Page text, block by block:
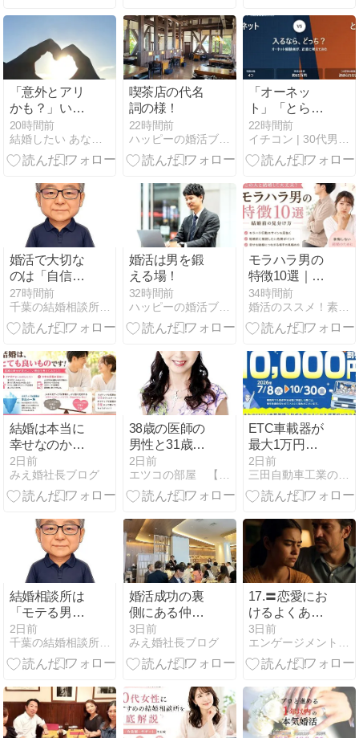
方
「意外とアリ
かも？」いつ
もと違う行動
で婚活の流れ
が変わる！
20時間前
喫茶店の代名
詞の様！
22時間前
「オーネッ
ト」「とら
婚」入るなら
どっち？｜オ
ーネット経験
えてみた
22時間前
婚活で大切な
のは「自信」
ではなく「安
心感」《婚活
男性の成長戦
⑯》
27時間前
千葉の結婚相談所「アシストワン船橋」サトウから！
婚活は男を鍛
える場！
32時間前
モラハラ男の
特徴10選｜
「この人と結
婚して大丈
夫？」結婚前
34時間前
婚活のススメ！素敵な旦那様を見つけるお手伝い。
結婚は本当に
幸せなのか？
ネガティブな
情報に惑わさ
れないために
いこと@三重
2日前
みえ婚社長ブログ
38歳の医師の
男性と31歳の
会社員の女性
がゴールイ
ン！
2日前
エツコの部屋 【青山結婚予備校】
ETC車載器が
最大1万円引
き！購入助成
キャンペーン
2026のお知ら
2日前
三田自動車工業のブログ 岐阜県大垣市
結婚相談所は
「モテる男
性」を作る場
所ではない
《婚活男性の
ーズ⑮》
2日前
千葉の結婚相談所「アシストワン船橋」サトウから！
婚活成功の裏
側にある仲人
同士の信頼関
係と東海仲人
大会で得た新
重県
3日前
みえ婚社長ブログ
17.〓恋愛にお
けるよくある
ミスとその回
避法〓
3日前
エンゲージメント・ジャーニー